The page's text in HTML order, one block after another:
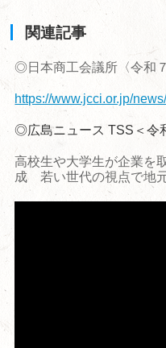
関連記事
◎日本商工会議所〈令和
https://www.jcci.or.jp/
◎広島ニュース TSS＜令
高校生や大学生が企業
成 若い世代の視点で地